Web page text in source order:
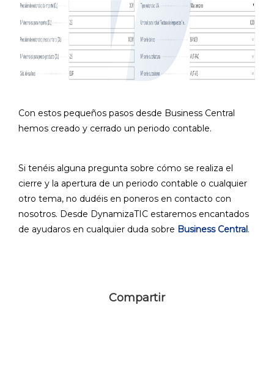
Con estos pequeños pasos desde Business Central
hemos creado y cerrado un periodo contable.
Si tenéis alguna pregunta sobre cómo se realiza el
cierre y la apertura de un periodo contable o cualquier
otro tema, no dudéis en poneros en contacto con
nosotros. Desde DynamizaTIC estaremos encantados
de ayudaros en cualquier duda sobre Business Central.
Compartir